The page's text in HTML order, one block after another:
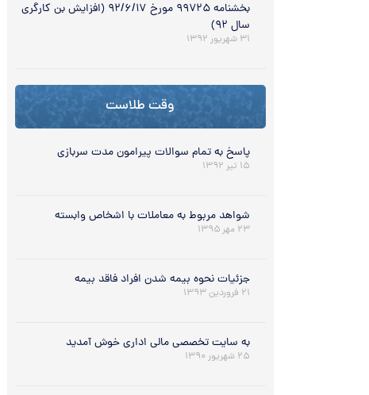
بخشنامه ۹۹۷۲۵ مورخ ۹۲/۶/۱۷ (افزایش بن کارگری
سال ۹۲)
۳۱ شهریور ۱۳۹۲
وقت طلاست
پاسخ به تمام سوالات پیرامون مدت سربازی
۱۵ تیر ۱۳۹۲
شواهد مربوط به معاملات با اشخاص وابسته
۲۳ مهر ۱۳۹۵
جزئیات نحوه بیمه شدن افراد فاقد بیمه
۲۱ فروردین ۱۳۹۳
به سایت تخصصی مالی اداری خوش آمدید
۲۵ شهریور ۱۳۹۰